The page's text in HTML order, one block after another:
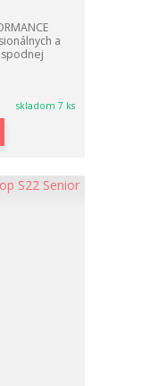
a
skladom 7 ks